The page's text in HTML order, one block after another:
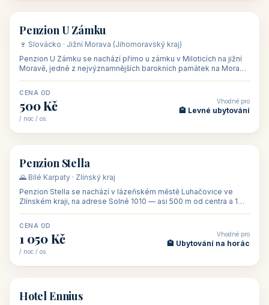
🏡 penzion
Penzion U Zámku
🍷 Slovácko · Jižní Morava (Jihomoravský kraj)
Penzion U Zámku se nachází přímo u zámku v Miloticích na jižní
Moravě, jedné z nejvýznamnějších barokních památek na Moravě,
CENA OD
500 Kč
/ noc / os.
Vhodné pro
🏨 Levné ubytování
🏡 penzion
Penzion Stella
🌄 Bílé Karpaty · Zlínský kraj
Penzion Stella se nachází v lázeňském městě Luhačovice ve
Zlínském kraji, na adrese Solné 1010 — asi 500 m od centra a 1
CENA OD
1 050 Kč
/ noc / os.
Vhodné pro
🏨 Ubytování na horác
🏨 hotel
Hotel Ennius